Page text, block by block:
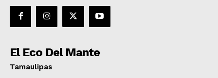
El Eco Del Mante
Tamaulipas